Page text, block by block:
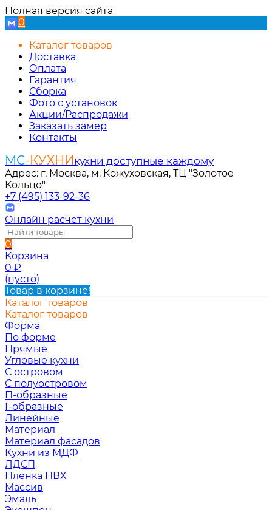
Полная версия сайта
0
Каталог товаров
Доставка
Оплата
Гарантия
Сборка
Фото с установок
Акции/Распродажи
Заказать замер
Контакты
МС-КУХНИкухни доступные каждому
Адрес: г. Москва, м. Кожуховская, ТЦ "Золотое
Кольцо"
+7 (495) 133-92-36
Онлайн расчет кухни
0
Корзина
0 ₽
(пусто)
Товар в корзине!
Каталог товаров
Каталог товаров
Форма
По форме
Прямые
Угловые кухни
С островом
С полуостровом
П-образные
Г-образные
Линейные
Материал
Материал фасадов
Кухни из МДФ
ЛДСП
Пленка ПВХ
Массив
Эмаль